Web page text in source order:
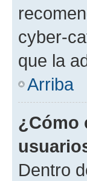
cyber-
que la
Arriba
¿Cómo
Dentro